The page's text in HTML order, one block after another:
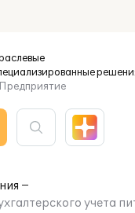
учета